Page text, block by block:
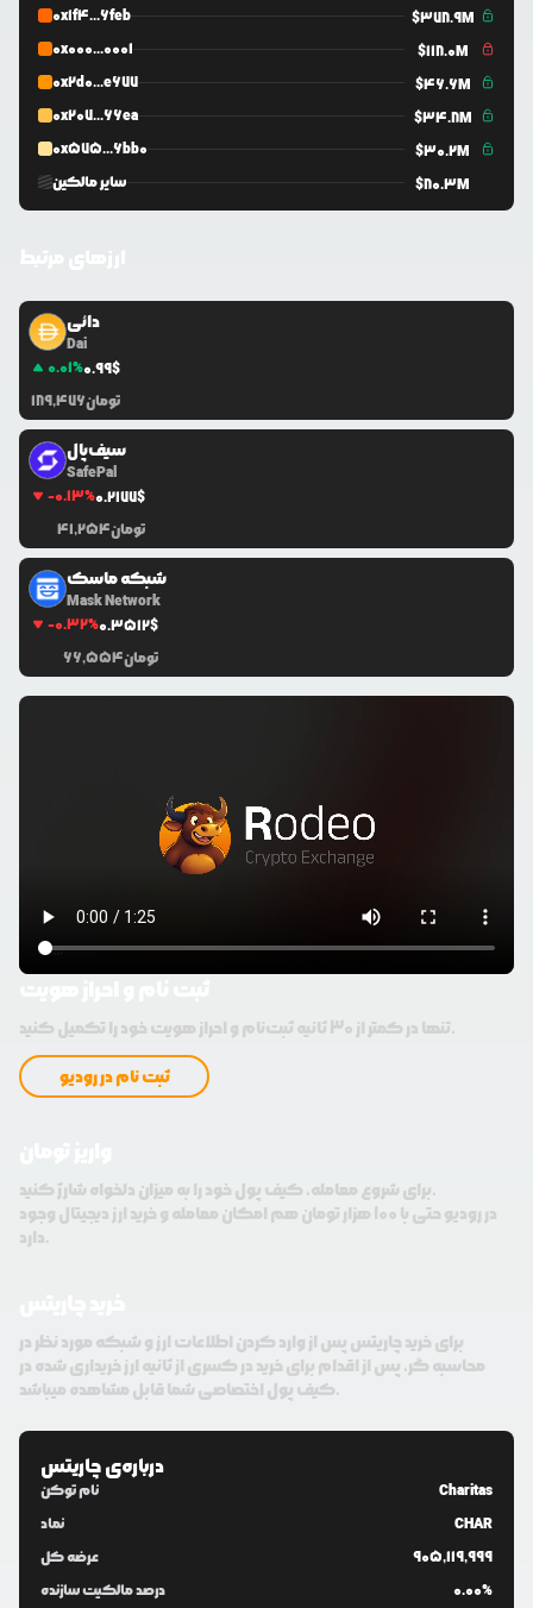
0x1f4...6feb $378.9M
0x000...0001
$118.0M
0x2d0...e677
$46.6M
0x207...66ea
$34.8M
0x575...6bb0
$30.2M
سایر مالکین
$80.3M
دائی
Dai
0.01%0.99$
189,476تومان
سیف‌پال
SafePal
-0.13%0.2177$
41,254تومان
شبکه ماسک
Mask Network
-0.32%0.3512$
66,554تومان
تنها در کمتر از 30 ثانیه ثبت‌نام و احراز هویت خود را تکمیل کنید.
ثبت نام در رودیو
برای شروع معامله، کیف پول خود را به میزان دلخواه شارژ کنید.
در رودیو حتی با 100 هزار تومان هم امکان معامله و خرید ارز دیجیتال وجود
دارد.
برای خرید چاریتس پس از وارد کردن اطلاعات ارز و شبکه مورد نظر در
محاسبه گر، پس از اقدام برای خرید در کسری از ثانیه ارز خریداری شده در
کیف پول اختصاصی شما قابل مشاهده میباشد.
درباره‌یچاریتس
نام توکن
Charitas
نماد
CHAR
عرضه کل
905,119,999
درصد مالکیت سازنده
0.00%